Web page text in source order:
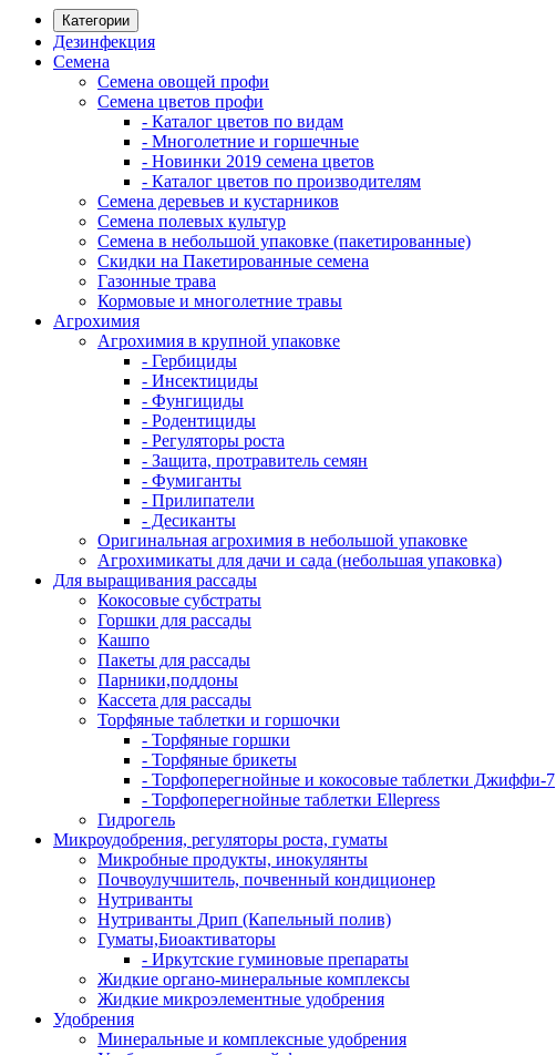
Категории
Дезинфекция
Семена
Семена овощей профи
Семена цветов профи
- Каталог цветов по видам
- Многолетние и горшечные
- Новинки 2019 семена цветов
- Каталог цветов по производителям
Семена деревьев и кустарников
Семена полевых культур
Семена в небольшой упаковке (пакетированные)
Скидки на Пакетированные семена
Газонные трава
Кормовые и многолетние травы
Агрохимия
Агрохимия в крупной упаковке
- Гербициды
- Инсектициды
- Фунгициды
- Родентициды
- Регуляторы роста
- Защита, протравитель семян
- Фумиганты
- Прилипатели
- Десиканты
Оригинальная агрохимия в небольшой упаковке
Агрохимикаты для дачи и сада (небольшая упаковка)
Для выращивания рассады
Кокосовые субстраты
Горшки для рассады
Кашпо
Пакеты для рассады
Парники,поддоны
Кассета для рассады
Торфяные таблетки и горшочки
- Торфяные горшки
- Торфяные брикеты
- Торфоперегнойные и кокосовые таблетки Джиффи-7
- Торфоперегнойные таблетки Ellepress
Гидрогель
Микроудобрения, регуляторы роста, гуматы
Микробные продукты, инокулянты
Почвоулучшитель, почвенный кондиционер
Нутриванты
Нутриванты Дрип (Капельный полив)
Гуматы,Биоактиваторы
- Иркутские гуминовые препараты
Жидкие органо-минеральные комплексы
Жидкие микроэлементные удобрения
Удобрения
Минеральные и комплексные удобрения